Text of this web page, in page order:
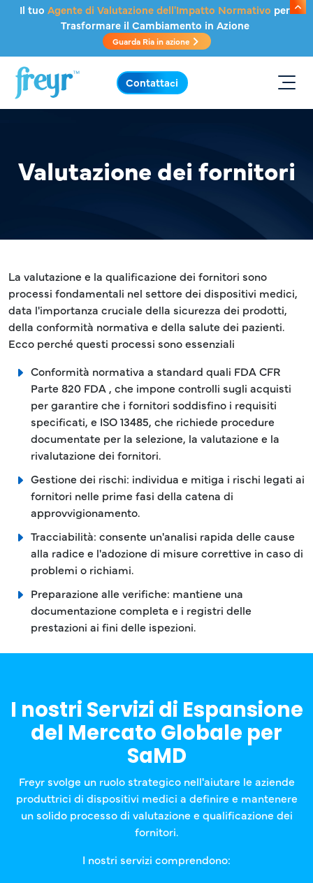
Salta al contenuto principale
Il tuo Agente di Valutazione dell'Impatto Normativo per
Trasformare il Cambiamento in Azione
Guarda Ria in azione
.
Contattaci
Valutazione dei fornitori
La valutazione e la qualificazione dei fornitori sono
processi fondamentali nel settore dei dispositivi medici,
data l'importanza cruciale della sicurezza dei prodotti,
della conformità normativa e della salute dei pazienti.
Ecco perché questi processi sono essenziali
Conformità normativa a standard quali FDA CFR
Parte 820 FDA , che impone controlli sugli acquisti
per garantire che i fornitori soddisfino i requisiti
specificati, e ISO 13485, che richiede procedure
documentate per la selezione, la valutazione e la
rivalutazione dei fornitori.
Gestione dei rischi: individua e mitiga i rischi legati ai
fornitori nelle prime fasi della catena di
approvvigionamento.
Tracciabilità: consente un'analisi rapida delle cause
alla radice e l'adozione di misure correttive in caso di
problemi o richiami.
Preparazione alle verifiche: mantiene una
documentazione completa e i registri delle
prestazioni ai fini delle ispezioni.
I nostri Servizi di Espansione
del Mercato Globale per
SaMD
Freyr svolge un ruolo strategico nell'aiutare le aziende
produttrici di dispositivi medici a definire e mantenere
un solido processo di valutazione e qualificazione dei
fornitori.
I nostri servizi comprendono: